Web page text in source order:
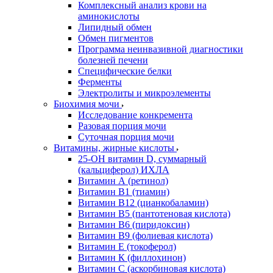
Комплексный анализ крови на
аминокислоты
Липидный обмен
Обмен пигментов
Программа неинвазивной диагностики
болезней печени
Специфические белки
Ферменты
Электролиты и микроэлементы
Биохимия мочи
Исследование конкремента
Разовая порция мочи
Суточная порция мочи
Витамины, жирные кислоты
25-OH витамин D, суммарный
(кальциферол) ИХЛА
Витамин А (ретинол)
Витамин В1 (тиамин)
Витамин В12 (цианкобаламин)
Витамин В5 (пантотеновая кислота)
Витамин В6 (пиридоксин)
Витамин В9 (фолиевая кислота)
Витамин Е (токоферол)
Витамин К (филлохинон)
Витамин С (аскорбиновая кислота)